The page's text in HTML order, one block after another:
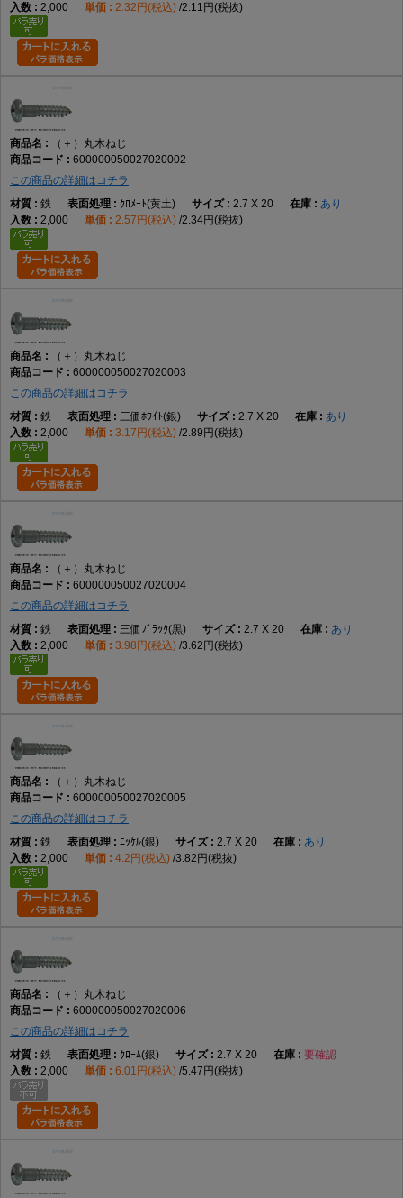
2,000
2.32円(税込) 2.11円(税抜)
（＋）丸木ねじ
600000050027020002
この商品の詳細はコチラ
鉄
ｸﾛﾒｰﾄ(黄土) 2.7 X 20
あり
2,000
2.57円(税込) 2.34円(税抜)
（＋）丸木ねじ
600000050027020003
この商品の詳細はコチラ
鉄
三価ﾎﾜｲﾄ(銀) 2.7 X 20
あり
2,000
3.17円(税込) 2.89円(税抜)
（＋）丸木ねじ
600000050027020004
この商品の詳細はコチラ
鉄
三価ﾌﾞﾗｯｸ(黒) 2.7 X 20
あり
2,000
3.98円(税込) 3.62円(税抜)
（＋）丸木ねじ
600000050027020005
この商品の詳細はコチラ
鉄
ﾆｯｹﾙ(銀) 2.7 X 20
あり
2,000
4.2円(税込) 3.82円(税抜)
（＋）丸木ねじ
600000050027020006
この商品の詳細はコチラ
鉄
ｸﾛｰﾑ(銀) 2.7 X 20
要確認
2,000
6.01円(税込) 5.47円(税抜)